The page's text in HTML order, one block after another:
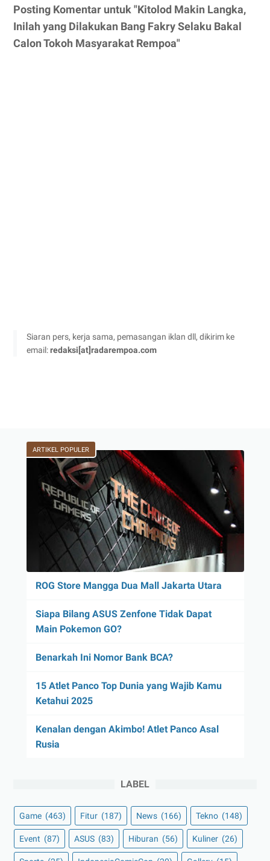
Posting Komentar untuk "Kitolod Makin Langka,
Inilah yang Dilakukan Bang Fakry Selaku Bakal
Calon Tokoh Masyarakat Rempoa"
Siaran pers, kerja sama, pemasangan iklan dll, dikirim ke
email:redaksi[at]radarempoa.com
ARTIKEL POPULER
ROG Store Mangga Dua Mall Jakarta Utara
Siapa Bilang ASUS Zenfone Tidak Dapat
Main Pokemon GO?
Benarkah Ini Nomor Bank BCA?
15 Atlet Panco Top Dunia yang Wajib Kamu
Ketahui 2025
Kenalan dengan Akimbo! Atlet Panco Asal
Rusia
LABEL
Game (463) Fitur (187) News (166) Tekno (148)
Event (87) ASUS (83) Hiburan (56) Kuliner (26)